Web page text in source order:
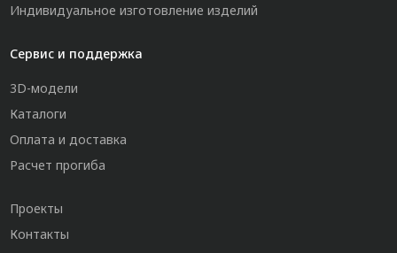
Индивидуальное изготовление изделий
Сервис и поддержка
3D-модели
Каталоги
Оплата и доставка
Расчет прогиба
Проекты
Контакты